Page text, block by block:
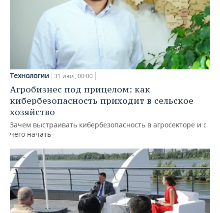
Технологии 31 июл, 00:00
Агробизнес под прицелом: как
кибербезопасность приходит в сельское
хозяйство
Зачем выстраивать кибербезопасность в агросекторе и с
чего начать